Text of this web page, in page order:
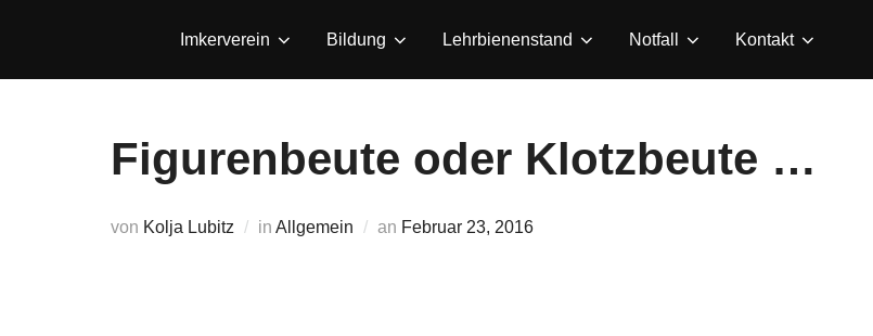
Imkerverein Bildung Lehrbienenstand Notfall Kontakt
Figurenbeute oder Klotzbeute …
von Kolja Lubitz in Allgemein an Veröffentlicht
Februar 23, 2016